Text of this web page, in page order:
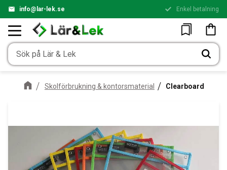
info@lar-lek.se Enkel betalning
Favoriter
Skolförbrukning & kontorsmaterial Clearboard